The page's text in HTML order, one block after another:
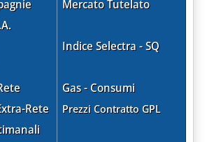
Rete
Mercato Tutelato
Indice Selectra - SQ
Gas - Consumi
Prezzi Contratto GPL